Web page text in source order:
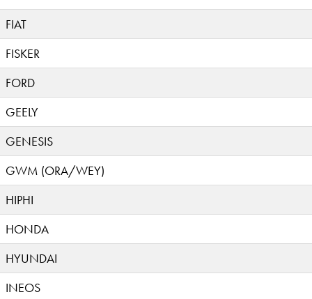
FIAT
FISKER
FORD
GEELY
GENESIS
GWM (ORA/WEY)
HIPHI
HONDA
HYUNDAI
INEOS